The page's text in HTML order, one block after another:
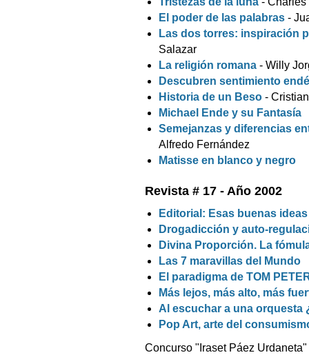
El poder de las palabras -
Las dos torres: inspiración
Salazar
La religión romana - Willy
Descubren sentimiento
Historia de un Beso -
Michael Ende y su Fantasía
Semejanzas y diferencias
Alfredo Fernández
Matisse en blanco y negro
Revista # 17 - Año 2002
Editorial: Esas buenas ideas
Drogadicción y auto-
Divina Proporción. La
Las 7 maravillas del Mundo
El paradigma de TOM
Más lejos, más alto, más
Al escuchar a una orquesta
Pop Art, arte del
Concurso "Iraset Páez Urdaneta"